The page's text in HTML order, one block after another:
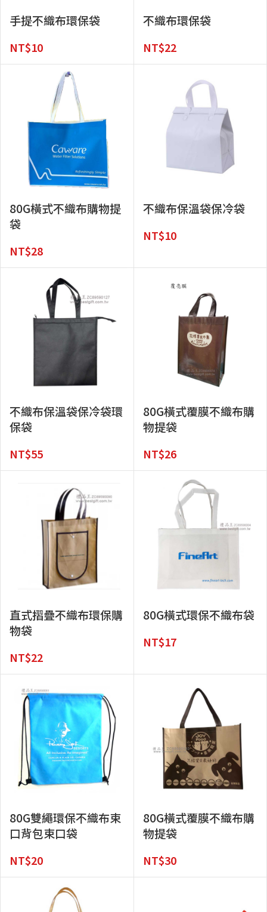
手提不織布環保袋
NT$10
不織布環保袋
NT$22
80G橫式不織布購物提
袋
NT$28
不織布保溫袋保冷袋
NT$10
不織布保溫袋保冷袋環
保袋
NT$55
80G橫式覆膜不織布購
物提袋
NT$26
直式摺疊不織布環保購
物袋
NT$22
80G橫式環保不織布袋
NT$17
80G雙繩環保不織布束
口背包束口袋
NT$20
80G橫式覆膜不織布購
物提袋
NT$30